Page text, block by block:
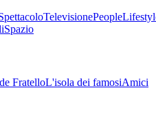
TelevisionePeople
Spazio
FratelloL'isola dei famosiAmici